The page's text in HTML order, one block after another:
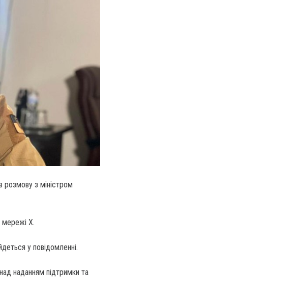
розмову з міністром
мережі X.
у повідомленні.
наданням підтримки та